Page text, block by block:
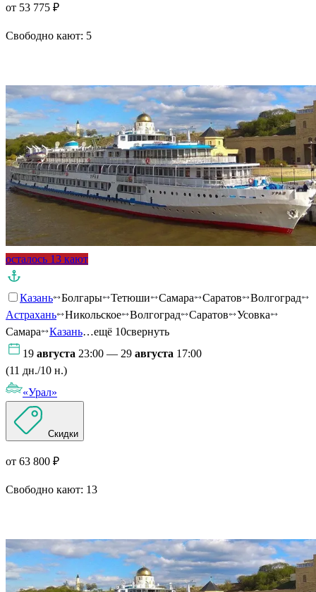
от 53 775 ₽
Свободно кают: 5
осталось 13 кают
Казань Болгары Тетюши Самара Саратов
Волгоград
Астрахань
Никольское Волгоград Саратов
Усовка
Самара
Казань…ещё 10свернуть
19 августа 23:00 — 29 августа 17:00
(11 дн./10 н.)
«Урал»
Скидки
от 63 800 ₽
Свободно кают: 13